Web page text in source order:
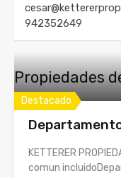
942352649
Propiedades
Destacado
KETTERER
comun